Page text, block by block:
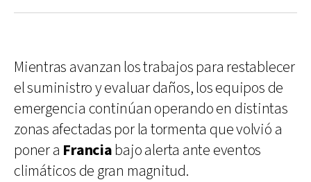
Mientras avanzan los trabajos para restablecer
el suministro y evaluar daños, los equipos de
emergencia continúan operando en distintas
zonas afectadas por la tormenta que volvió a
poner a Franciabajo alerta ante eventos
climáticos de gran magnitud.